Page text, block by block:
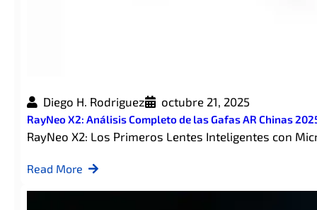
Diego H. Rodriguez octubre 21, 2025
RayNeo X2: Análisis Completo de las Gafas AR Chinas
RayNeo X2: Los Primeros Lentes Inteligentes con
Read More